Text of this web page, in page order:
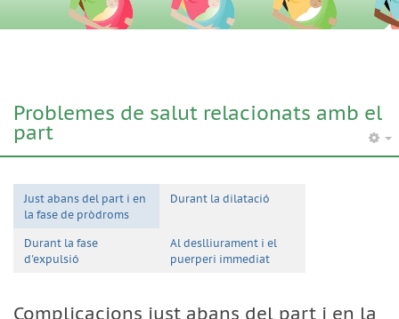
Problemes de salut relacionats amb el
part
Just abans del part i en
la fase de pròdroms
Durant la dilatació
Durant la fase
d'expulsió
Al deslliurament i el
puerperi immediat
Complicacions just abans del part i en la